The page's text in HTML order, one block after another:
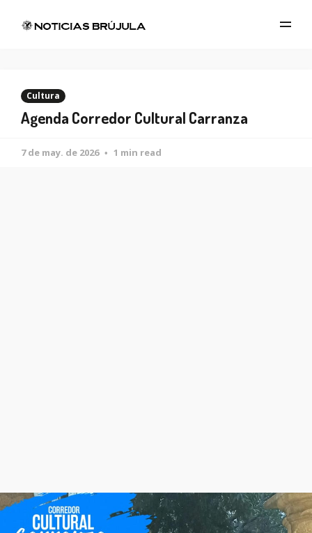
Cultura
Agenda Corredor Cultural Carranza
7 de may. de 2026 1 min read